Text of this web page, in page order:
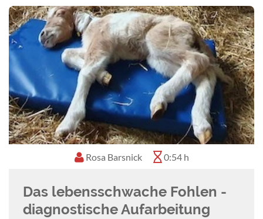
25. Aug. 2026 18:00 - 19:00 GMT
Physiologischer und
pathologischer Schlaf beim